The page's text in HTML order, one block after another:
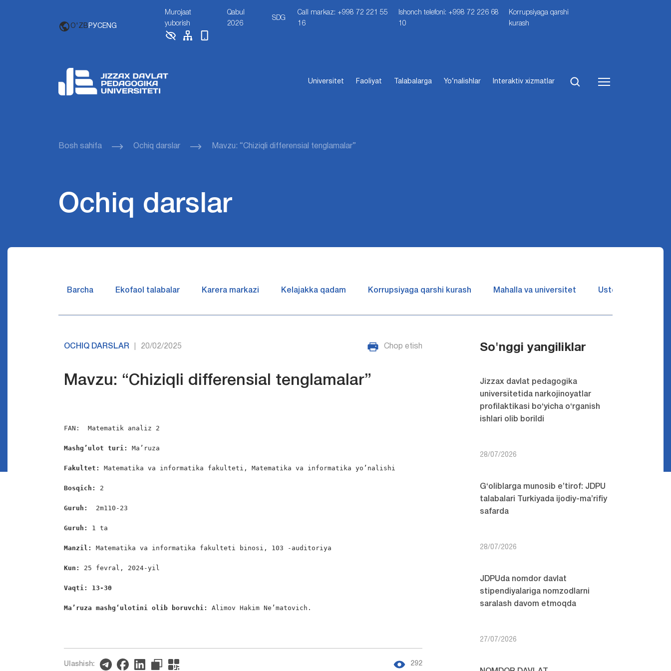
O'ZB РУСENG
Murojaat
yuborish
Qabul
2026
SDG
Call markaz: +998 72 221 55
16
Ishonch telefoni: +998 72 226 68
10
Korrupsiyaga qarshi
kurash
Universitet Faoliyat Talabalarga Yo‘nalishlar Interaktiv xizmatlar
Bosh sahifa Ochiq darslar Mavzu: “Chiziqli differensial tenglamalar”
Ochiq darslar
Barcha Ekofaol talabalar Karera markazi Kelajakka qadam Korrupsiyaga qarshi kurash Mahalla va universitet Ustozlar suhbatin
OCHIQ DARSLAR 20/02/2025 Chop etish
Mavzu: “Chiziqli differensial tenglamalar”
FAN:  Matematik analiz 2
Mashg’ulot turi: Ma’ruza
Fakultet: Matematika va informatika fakulteti, Matematika va informatika yo’nalishi
Bosqich: 2
Guruh: 2m110-23
Guruh: 1 ta
Manzil: Matematika va informatika fakulteti binosi, 103 -auditoriya
Kun: 25 fevral, 2024-yil
Vaqti: 13-30
Ma’ruza mashgʻulotini olib boruvchi: Alimov Hakim Ne’matovich.
Ulashish: 292
So'nggi yangiliklar
Jizzax davlat pedagogika
universitetida narkojinoyatlar
profilaktikasi bo‘yicha o‘rganish
ishlari olib borildi
28/07/2026
G‘oliblarga munosib e’tirof: JDPU
talabalari Turkiyada ijodiy-ma’rifiy
safarda
28/07/2026
JDPUda nomdor davlat
stipendiyalariga nomzodlarni
saralash davom etmoqda
27/07/2026